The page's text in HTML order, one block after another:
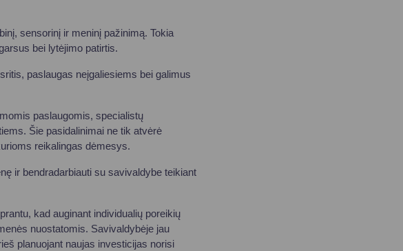
sensorinį ir meninį pažinimą. Tokia
bei lytėjimo patirtis.
paslaugas neįgaliesiems bei galimus
paslaugomis, specialistų
Šie pasidalinimai ne tik atvėrė
reikalingas dėmesys.
ir bendradarbiauti su savivaldybe teikiant
kad auginant individualių poreikių
nuostatomis. Savivaldybėje jau
planuojant naujas investicijas norisi